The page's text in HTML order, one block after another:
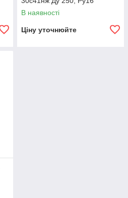
В наявності
Ціну уточнюйте